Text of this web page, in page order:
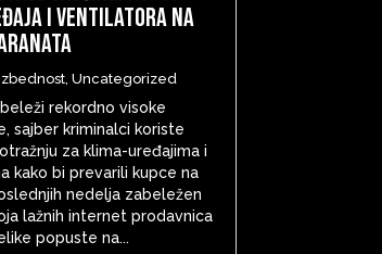
i ventilatora na
, Uncategorized
rekordno visoke
sajber kriminalci koriste
za klima-uređajima i
kako bi prevarili kupce na
nedelja zabeležen
lažnih internet prodavnica
popuste na...